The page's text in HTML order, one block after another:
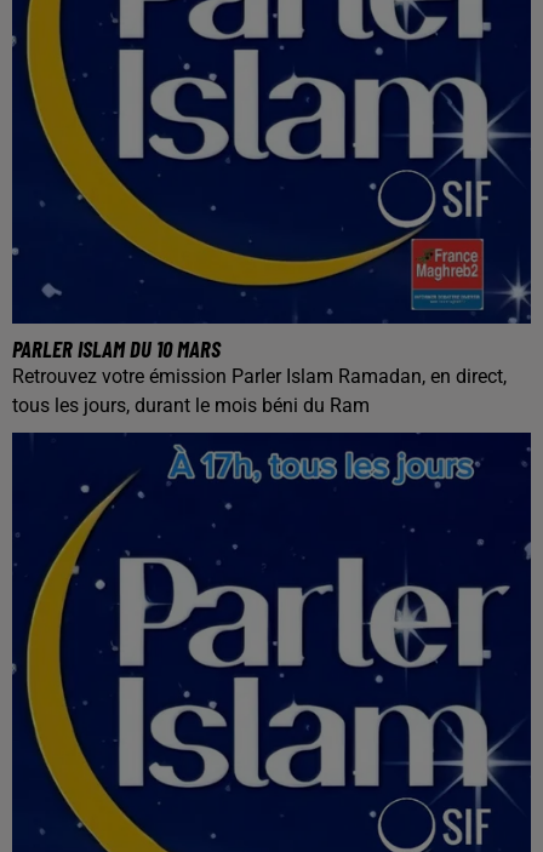
PARLER ISLAM DU 10 MARS
Retrouvez votre émission Parler Islam Ramadan, en direct,
tous les jours, durant le mois béni du Ram